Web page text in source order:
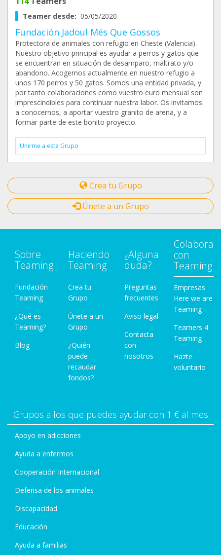
Teamer desde: 05/05/2020
Fundación Jadoul Més Que Gossos
Protectora de animales con refugio en Cheste (Valencia).
Nuestro objetivo principal es ayudar a perros y gatos que
se encuentran en situación de desamparo, maltrato y/o
abandono. Acogemos actualmente en nuestro refugio a
unos 170 perros y 50 gatos. Somos una entidad privada, y
por tanto colaboraciones como vuestro euro mensual son
imprescindibles para continuar nuestra labor. Os invitamos
a conocernos, a aportar vuestro granito de arena, y a
formar parte de este bonito proyecto.
Unirme a este Grupo
Crea tu Grupo
Únete a un Grupo
Sobre
Teaming
Fundación
Teaming
¿Qué es
Teaming?
Blog
Haciendo
Teaming
Crea tu
Grupo
Únete a un
Grupo
¿Quién
puede
recaudar
fondos?
¿Alguna
duda?
Preguntas
frecuentes
Aviso legal
Contacta
con
nosotros
Colabora
con
Teaming
Empresas
Here we are
Teaming
Teamers 4
Teaming
Hazte
voluntario
Grupos a los que puedes ayudar con 1 € al mes
Apoyo en adicciones
Ayuda a enfermos
Cooperación Internacional
Defensa de los animales
Discapacidad
Educación
Ayuda a familias